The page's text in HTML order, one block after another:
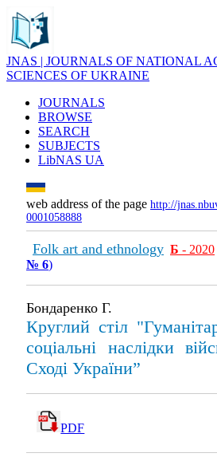
JNAS | JOURNALS OF NATIONAL
SCIENCES OF UKRAINE
JOURNALS
BROWSE
SEARCH
SUBJECTS
LibNAS UA
web address of the page http://
0001058888
Folk art and ethnology Б - 2020
№ 6)
Бондаренко Г.
Круглий стіл
соціальні наслідки
Сході України”
PDF